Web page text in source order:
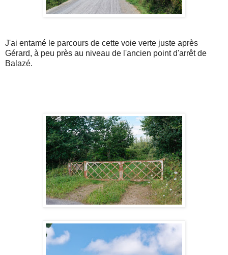
J'ai entamé le parcours de cette voie verte juste après
Gérard, à peu près au niveau de l'ancien point d'arrêt de
Balazé.